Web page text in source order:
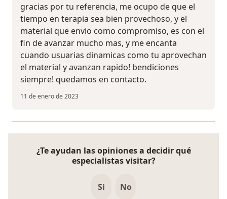
gracias por tu referencia, me ocupo de que el
tiempo en terapia sea bien provechoso, y el
material que envio como compromiso, es con el
fin de avanzar mucho mas, y me encanta
cuando usuarias dinamicas como tu aprovechan
el material y avanzan rapido! bendiciones
siempre! quedamos en contacto.
11 de enero de 2023
¿Te ayudan las opiniones a decidir qué
especialistas visitar?
Si No